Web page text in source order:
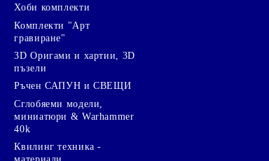
Хоби комплекти
Комплекти "Арт
гравиране"
3D Оригами и хартии, 3D
пъзели
Ръчен САПУН и СВЕЩИ
Сглобяеми модели,
миниатюри & Warhammer
40k
Квилинг техника -